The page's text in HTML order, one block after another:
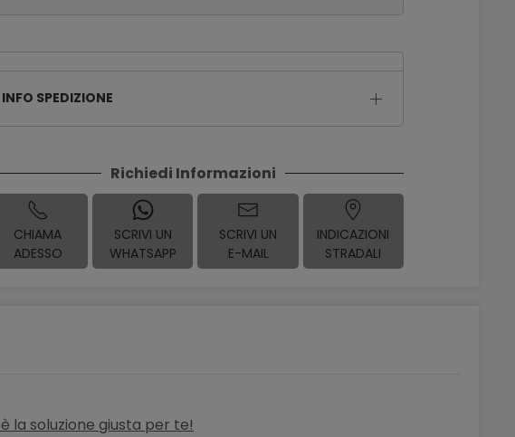
INFO SPEDIZIONE
Richiedi Informazioni
CHIAMA
ADESSO
SCRIVI UN
WHATSAPP
SCRIVI UN
E-MAIL
INDICAZIONI
STRADALI
è la soluzione giusta per te!